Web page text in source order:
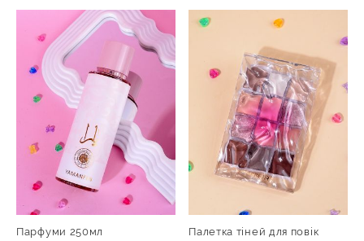
Парфуми 250мл Палетка тіней для повік